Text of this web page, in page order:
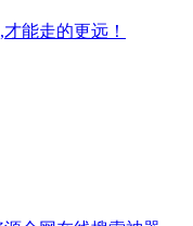
能走的更远！